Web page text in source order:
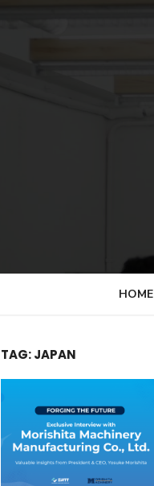
HOME
TAG:JAPAN